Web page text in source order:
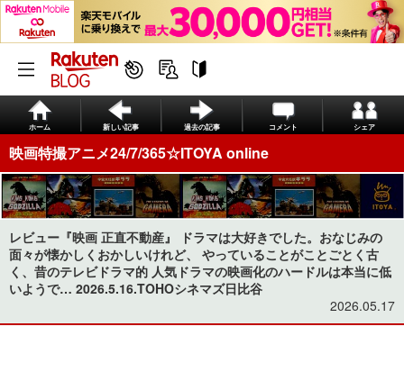
ホーム 新しい記事 過去の記事 コメント シェア
映画特撮アニメ24/7/365☆ITOYA online
レビュー『映画 正直不動産』 ドラマは大好きでした。おなじみの
面々が懐かしくおかしいけれど、 やっていることがことごとく古
く、昔のテレビドラマ的 人気ドラマの映画化のハードルは本当に低
いようで… 2026.5.16.TOHOシネマズ日比谷
2026.05.17